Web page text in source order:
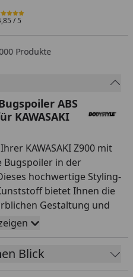
/ 5
Produkte
ABS
KAWASAKI
KAWASAKI Z900 mit
Bugspoiler in der
hochwertige Styling-
bietet Ihnen die
Gestaltung und
BODYSTYLE, eine
und deutsche
– STYLE –
Blick